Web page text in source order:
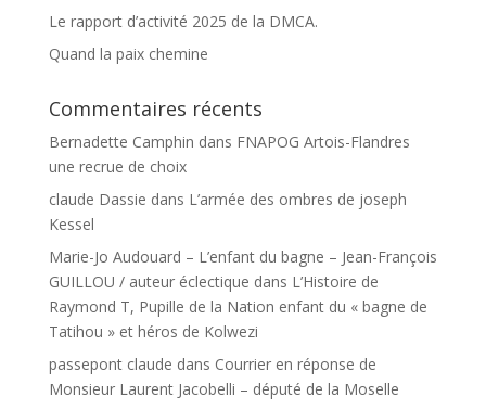
Le rapport d’activité 2025 de la DMCA.
Quand la paix chemine
Commentaires récents
Bernadette Camphin dans FNAPOG Artois-Flandres
une recrue de choix
claude Dassie dans L’armée des ombres de joseph
Kessel
Marie-Jo Audouard – L’enfant du bagne – Jean-François
GUILLOU / auteur éclectique dans L’Histoire de
Raymond T, Pupille de la Nation enfant du « bagne de
Tatihou » et héros de Kolwezi
passepont claude dans Courrier en réponse de
Monsieur Laurent Jacobelli – député de la Moselle